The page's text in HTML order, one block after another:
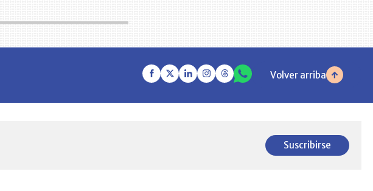
Volver arriba
Suscribirse